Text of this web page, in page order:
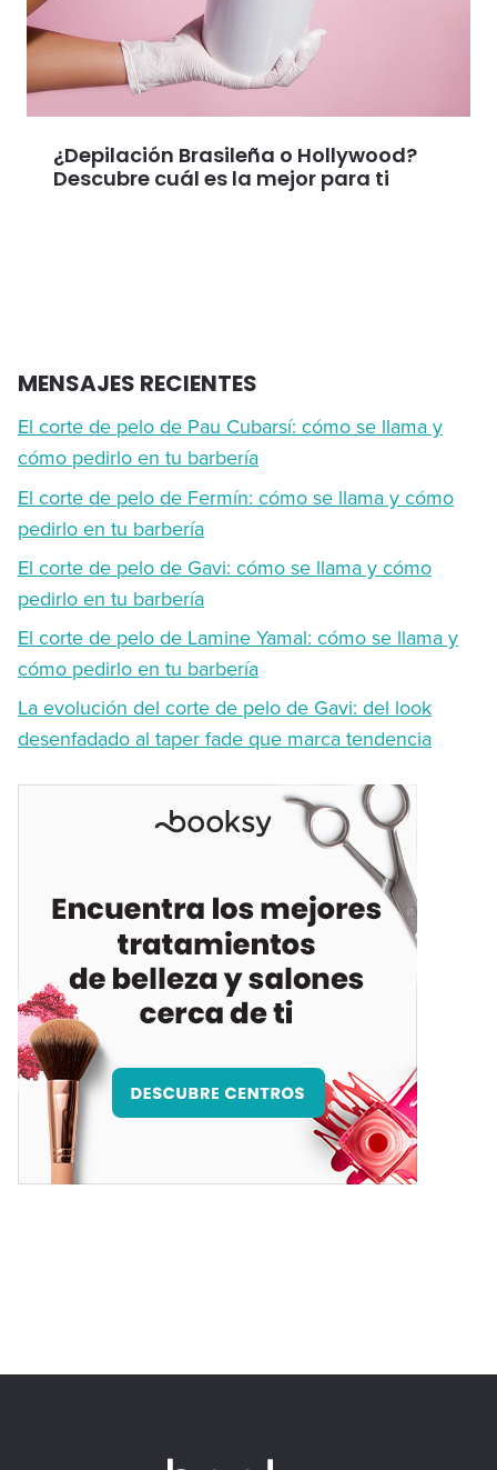
¿Depilación Brasileña o Hollywood?
Descubre cuál es la mejor para ti
MENSAJES RECIENTES
El corte de pelo de Pau Cubarsí: cómo se llama y
cómo pedirlo en tu barbería
El corte de pelo de Fermín: cómo se llama y cómo
pedirlo en tu barbería
El corte de pelo de Gavi: cómo se llama y cómo
pedirlo en tu barbería
El corte de pelo de Lamine Yamal: cómo se llama y
cómo pedirlo en tu barbería
La evolución del corte de pelo de Gavi: del look
desenfadado al taper fade que marca tendencia